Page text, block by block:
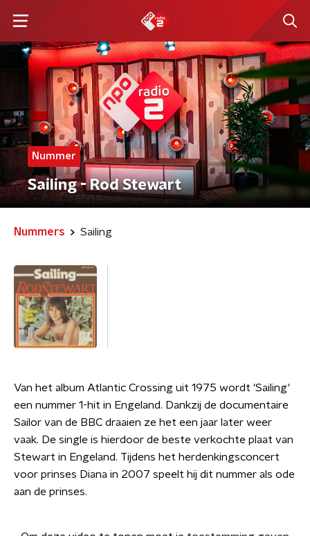
Nummer
Sailing - Rod Stewart
Nummers Sailing
Van het album Atlantic Crossing uit 1975 wordt 'Sailing'
een nummer 1-hit in Engeland. Dankzij de documentaire
Sailor van de BBC draaien ze het een jaar later weer
vaak. De single is hierdoor de beste verkochte plaat van
Stewart in Engeland. Tijdens het herdenkingsconcert
voor prinses Diana in 2007 speelt hij dit nummer als ode
aan de prinses.